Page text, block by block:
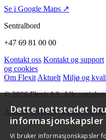
Se i Google Maps ↗
Sentralbord
+47 69 81 00 00
Kontakt oss Kontakt og support
og cookies
Om Flexit Aktuelt Miljø og
© 2026 Flexit AS. Alle
Aktuelt Miljø og kvalitetssikring
Dette nettstedet
informasjonskapsler
Vi bruker informasjonskapsler